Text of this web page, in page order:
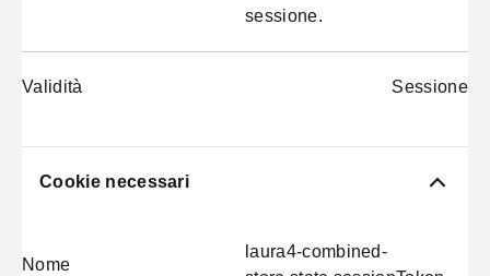
sessione.
Validità Sessione
Cookie necessari
Nome
laura4-combined-